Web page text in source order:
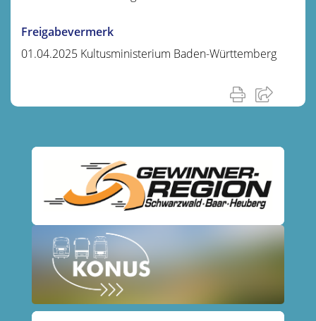
Freigabevermerk
01.04.2025 Kultusministerium Baden-Württemberg